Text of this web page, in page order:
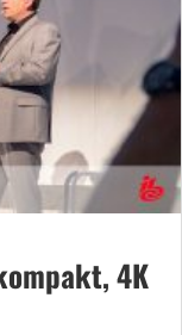
4K